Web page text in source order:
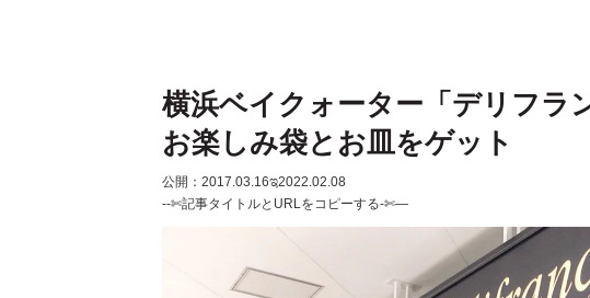
横浜ベイクォーター「デリフラ
お楽しみ袋とお皿をゲット
公開：2017.03.16ಇ2022.02.08
--✄記事タイトルとURLをコピーする-✄—